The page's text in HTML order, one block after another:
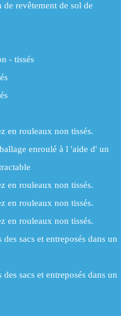
revêtement de sol de
- tissés
en rouleaux non tissés.
enroulé à l 'aide d' un
en rouleaux non tissés.
en rouleaux non tissés.
en rouleaux non tissés.
sacs et entreposés dans un
sacs et entreposés dans un